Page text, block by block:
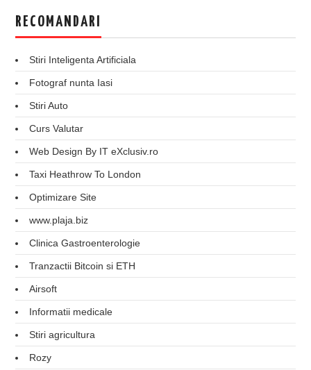
RECOMANDARI
Stiri Inteligenta Artificiala
Fotograf nunta Iasi
Stiri Auto
Curs Valutar
Web Design By IT eXclusiv.ro
Taxi Heathrow To London
Optimizare Site
www.plaja.biz
Clinica Gastroenterologie
Tranzactii Bitcoin si ETH
Airsoft
Informatii medicale
Stiri agricultura
Rozy